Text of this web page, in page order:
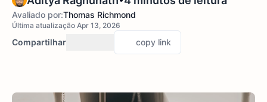
Avaliado por:Thomas Richmond
Última atualização Apr 13, 2026
Compartilhar copy link